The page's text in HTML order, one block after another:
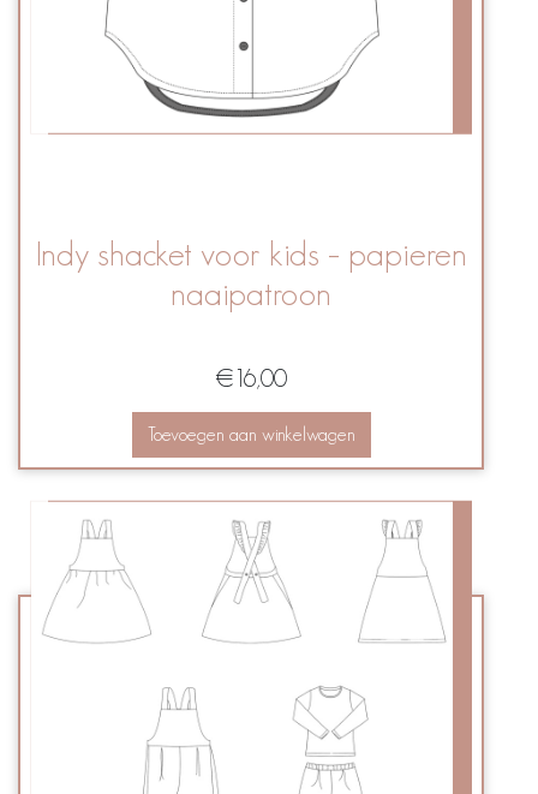
Indy shacket voor kids – papieren
naaipatroon
€16,00
Toevoegen aan winkelwagen